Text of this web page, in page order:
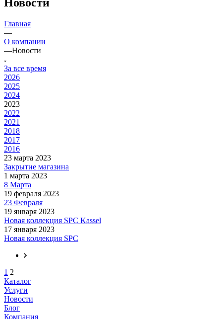
Главная
—
О компании
—Новости
За все время
2026
2025
2024
2023
2022
2021
2018
2017
2016
23 марта 2023
Закрытие магазина
1 марта 2023
8 Марта
19 февраля 2023
23 Февраля
19 января 2023
Новая коллекция SPC Kassel
17 января 2023
Новая коллекция SPC
1 2
Каталог
Услуги
Новости
Блог
Компания